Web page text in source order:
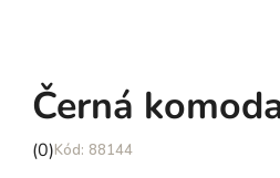
Černá
Průměrné
(0) 88144